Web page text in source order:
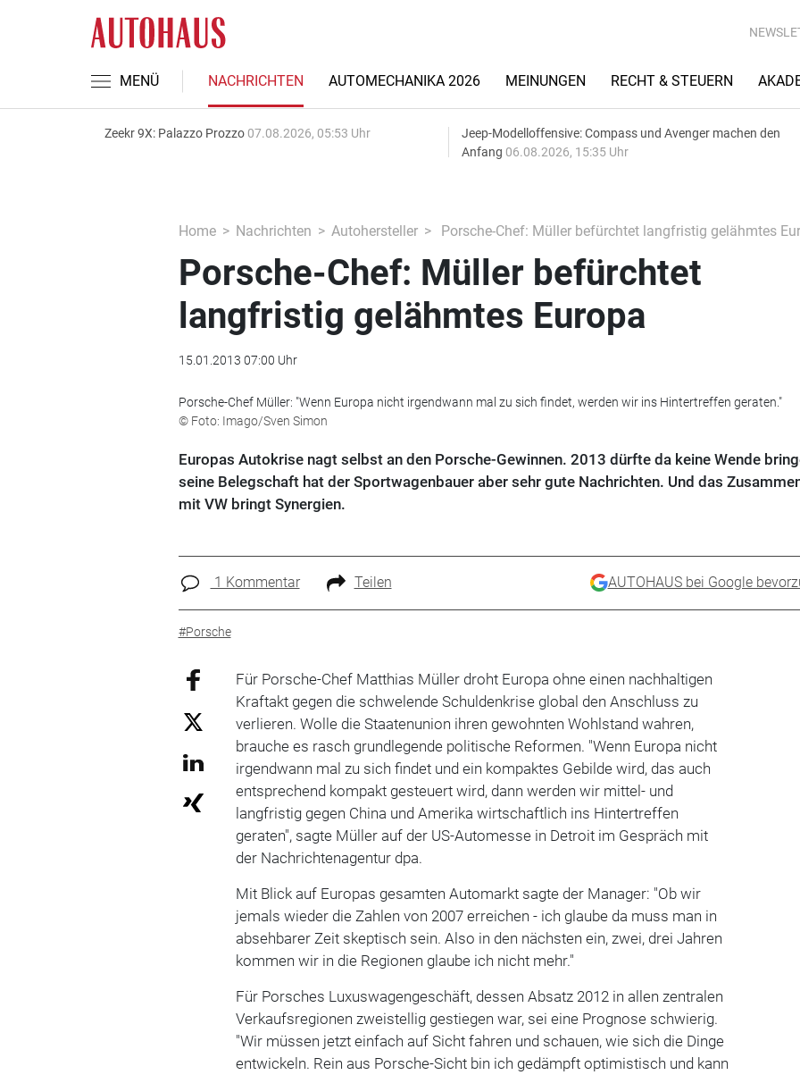
MENÜ NACHRICHTEN AUTOMECHANIKA 2026 MEINUNGEN RECHT & STEUERN
Zeekr 9X: Palazzo Prozzo 07.08.2026, 05:53 Uhr
Jeep-Modelloffensive: Compass und Avenger machen den
Anfang 06.08.2026, 15:35 Uhr
Home Nachrichten Autohersteller Porsche-Chef: Müller befürchtet langfristig gelähmtes
Porsche-Chef: Müller befürchtet
langfristig gelähmtes Europa
15.01.2013 07:00 Uhr
Porsche-Chef Müller: "Wenn Europa nicht irgendwann mal zu sich findet, werden wir ins Hintertreffen geraten."
© Foto: Imago/Sven Simon
Europas Autokrise nagt selbst an den Porsche-Gewinnen. 2013 dürfte da keine Wende
seine Belegschaft hat der Sportwagenbauer aber sehr gute Nachrichten. Und das
mit VW bringt Synergien.
1 Kommentar Teilen AUTOHAUS bei Google
#Porsche
Für Porsche-Chef Matthias Müller droht Europa ohne einen nachhaltigen
Kraftakt gegen die schwelende Schuldenkrise global den Anschluss zu
verlieren. Wolle die Staatenunion ihren gewohnten Wohlstand wahren,
brauche es rasch grundlegende politische Reformen. "Wenn Europa nicht
irgendwann mal zu sich findet und ein kompaktes Gebilde wird, das auch
entsprechend kompakt gesteuert wird, dann werden wir mittel- und
langfristig gegen China und Amerika wirtschaftlich ins Hintertreffen
geraten", sagte Müller auf der US-Automesse in Detroit im Gespräch mit
der Nachrichtenagentur dpa.
Mit Blick auf Europas gesamten Automarkt sagte der Manager: "Ob wir
jemals wieder die Zahlen von 2007 erreichen - ich glaube da muss man in
absehbarer Zeit skeptisch sein. Also in den nächsten ein, zwei, drei Jahren
kommen wir in die Regionen glaube ich nicht mehr."
Für Porsches Luxuswagengeschäft, dessen Absatz 2012 in allen zentralen
Verkaufsregionen zweistellig gestiegen war, sei eine Prognose schwierig.
"Wir müssen jetzt einfach auf Sicht fahren und schauen, wie sich die Dinge
entwickeln. Rein aus Porsche-Sicht bin ich gedämpft optimistisch und kann